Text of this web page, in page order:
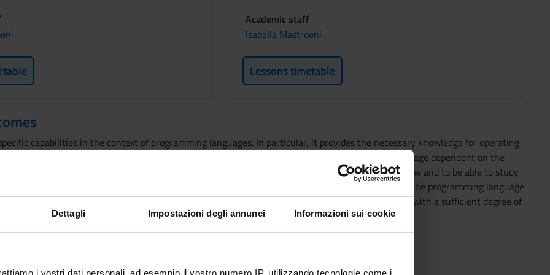
Dettagli Impostazioni degli annunci Informazioni sui cookie
Academic staff
Isabella Mastroeni
Lessons timetable
capabilities in the context of programming languages. In particular, it provides the necessary knowledge for operating
and maintenance of software systems, starting form the right choice of the programming language dependent on the
of what should be developed. At the end of the course, the student will have to show: to know and to be able to study
programming languages; to be able to apply the acquired capabilities and knowledge for choosing the programming language
she has to develop; to be able to develop necessary expertise for affording the following studies with a sufficient degree of